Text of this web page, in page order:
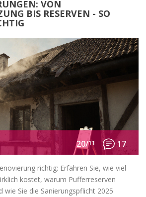
VON
BIS RESERVEN - SO
20/11 17
richtig: Erfahren Sie, wie viel
kostet, warum Pufferreserven
wie Sie die Sanierungspflicht 2025